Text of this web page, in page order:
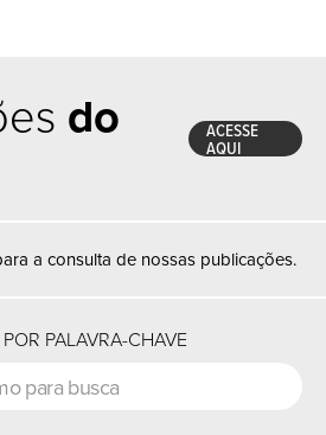
do ACESSE
AQUI
a consulta de nossas publicações.
POR PALAVRA-CHAVE